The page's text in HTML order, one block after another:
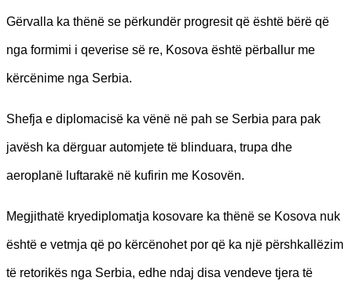
Gërvalla ka thënë se përkundër progresit që është bërë që
nga formimi i qeverise së re, Kosova është përballur me
kërcënime nga Serbia.
Shefja e diplomacisë ka vënë në pah se Serbia para pak
javësh ka dërguar automjete të blinduara, trupa dhe
aeroplanë luftarakë në kufirin me Kosovën.
Megjithatë kryediplomatja kosovare ka thënë se Kosova nuk
është e vetmja që po kërcënohet por që ka një përshkallëzim
të retorikës nga Serbia, edhe ndaj disa vendeve tjera të